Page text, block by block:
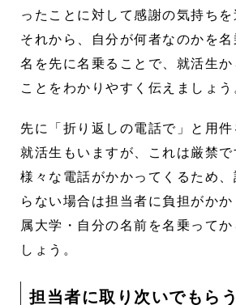
ったことに対して感謝の気持ちを
それから、自分が何者なのかを
名を先に名乗ることで、就活生
ことをわかりやすく伝えましょう
先に「折り返しの電話で」と用件
就活生もいますが、これは厳禁
様々な電話がかかってくるため
らない場合は担当者に負担がか
属大学・自分の名前を名乗ってか
しょう。
担当者に取り次いでもらう